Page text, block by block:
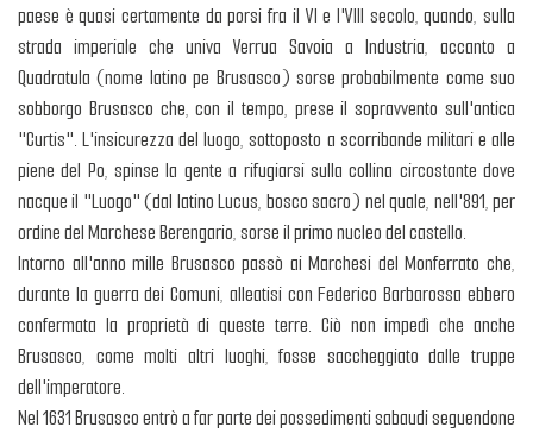
paese è quasi certamente da porsi fra il VI e l'VIII secolo, quando, sulla
strada imperiale che univa Verrua Savoia a Industria, accanto a
Quadratula (nome latino pe Brusasco) sorse probabilmente come suo
sobborgo Brusasco che, con il tempo, prese il sopravvento sull'antica
"Curtis". L'insicurezza del luogo, sottoposto a scorribande militari e alle
piene del Po, spinse la gente a rifugiarsi sulla collina circostante dove
nacque il "Luogo" (dal latino Lucus, bosco sacro) nel quale, nell'891, per
ordine del Marchese Berengario, sorse il primo nucleo del castello.
Intorno all'anno mille Brusasco passò ai Marchesi del Monferrato che,
durante la guerra dei Comuni, alleatisi con Federico Barbarossa ebbero
confermata la proprietà di queste terre. Ciò non impedì che anche
Brusasco, come molti altri luoghi, fosse saccheggiato dalle truppe
dell'imperatore.
Nel 1631 Brusasco entrò a far parte dei possedimenti sabaudi seguendone